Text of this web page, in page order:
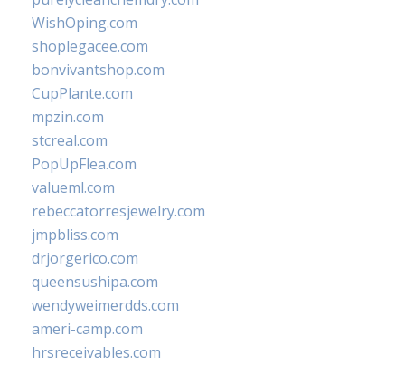
WishOping.com
shoplegacee.com
bonvivantshop.com
CupPlante.com
mpzin.com
stcreal.com
PopUpFlea.com
valueml.com
rebeccatorresjewelry.com
jmpbliss.com
drjorgerico.com
queensushipa.com
wendyweimerdds.com
ameri-camp.com
hrsreceivables.com